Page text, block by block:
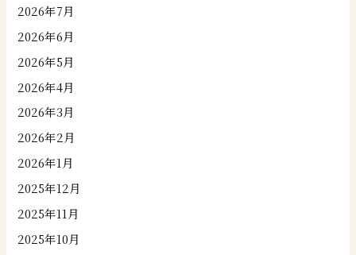
2026年7月
2026年6月
2026年5月
2026年4月
2026年3月
2026年2月
2026年1月
2025年12月
2025年11月
2025年10月